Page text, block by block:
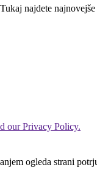
najdete
our Privacy Policy.
ogleda strani